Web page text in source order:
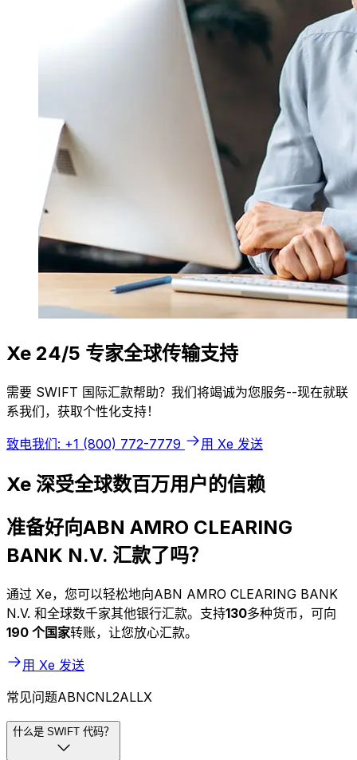
Xe 24/5 专家全球传输支持
需要 SWIFT 国际汇款帮助？我们将竭诚为您服务--现在就联
系我们，获取个性化支持！
致电我们: +1 (800) 772-7779 用 Xe 发送
Xe 深受全球数百万用户的信赖
准备好向ABN AMRO CLEARING
BANK N.V. 汇款了吗？
通过 Xe，您可以轻松地向ABN AMRO CLEARING BANK
N.V. 和全球数千家其他银行汇款。支持130多种货币，可向
190 个国家转账，让您放心汇款。
用 Xe 发送
常见问题ABNCNL2ALLX
什么是 SWIFT 代码？